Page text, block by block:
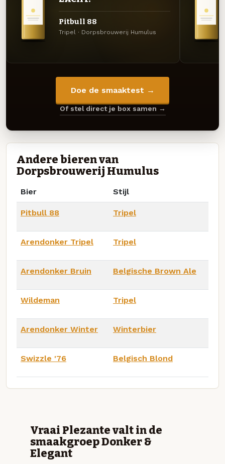
Pitbull 88
Tripel · Dorpsbrouwerij Humulus
Doe de smaaktest →
Of stel direct je box samen →
Andere bieren van
Dorpsbrouwerij Humulus
Bier Stijl
Pitbull 88 Tripel
Arendonker Tripel Tripel
Arendonker Bruin Belgische Brown Ale
Wildeman Tripel
Arendonker Winter Winterbier
Swizzle '76 Belgisch Blond
Vraai Plezante valt in de
smaakgroep Donker &
Elegant